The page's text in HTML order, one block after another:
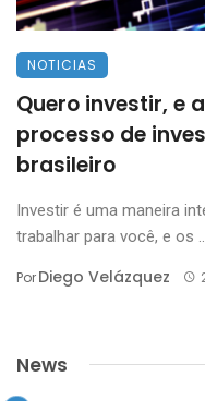
NOTICIAS
Quero investir, e
processo de
brasileiro
Investir é uma maneira
trabalhar para você, e os ...
PorDiego Velázquez
News